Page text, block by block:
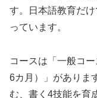
す。日本語教育だ
っています。
コースは「一般コ
6カ月）」がありま
む、書く4技能を育